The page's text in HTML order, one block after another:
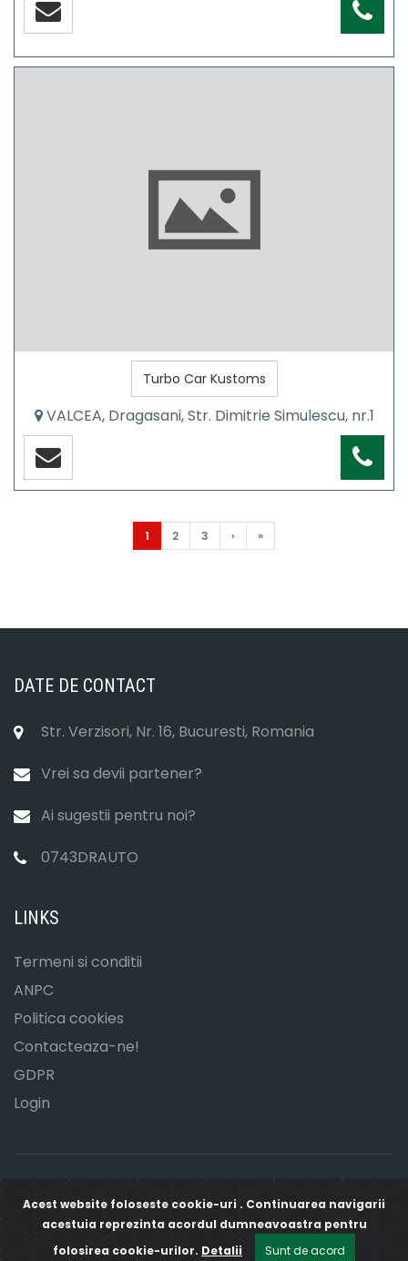
Turbo Car Kustoms
VALCEA, Dragasani, Str. Dimitrie Simulescu, nr.1
1 2 3 › »
DATE DE CONTACT
Str. Verzisori, Nr. 16, Bucuresti, Romania
Vrei sa devii partener?
Ai sugestii pentru noi?
0743DRAUTO
LINKS
Termeni si conditii
ANPC
Politica cookies
Contacteaza-ne!
GDPR
Login
COPYRIGHT © DOCTOR AUTO 2026
Acest website foloseste cookie-uri . Continuarea navigarii
acestuia reprezinta acordul dumneavoastra pentru
folosirea cookie-urilor. Detalii Sunt de acord